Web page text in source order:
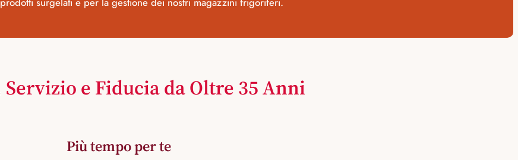
e Fiducia da Oltre 35 Anni
Più tempo per te